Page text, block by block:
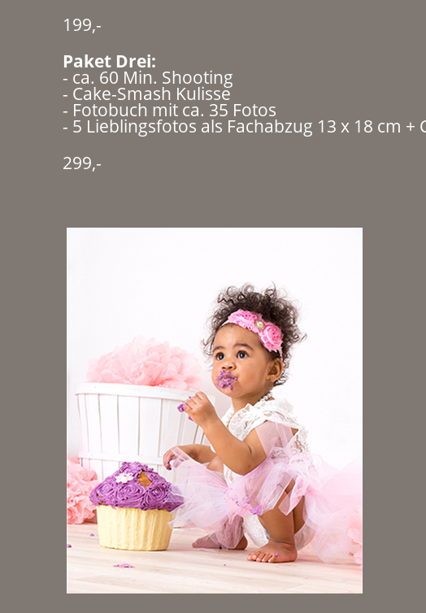
199,-
Paket Drei:
- ca. 60 Min. Shooting
- Cake-Smash Kulisse
- Fotobuch mit ca. 35 Fotos
- 5 Lieblingsfotos als Fachabzug 13 x 18 cm +
299,-